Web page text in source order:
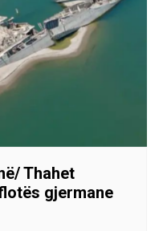
Thahet
gjermane